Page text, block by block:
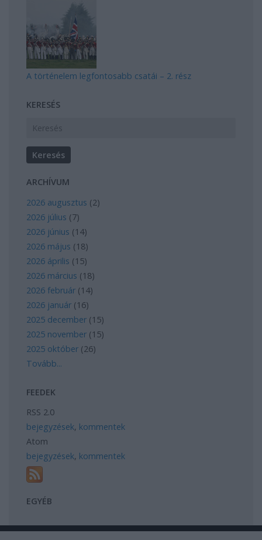
A történelem legfontosabb csatái – 2. rész
KERESÉS
ARCHÍVUM
2026 augusztus (2)
2026 július (7)
2026 június (14)
2026 május (18)
2026 április (15)
2026 március (18)
2026 február (14)
2026 január (16)
2025 december (15)
2025 november (15)
2025 október (26)
Tovább...
FEEDEK
RSS 2.0
bejegyzések, kommentek
Atom
bejegyzések, kommentek
EGYÉB